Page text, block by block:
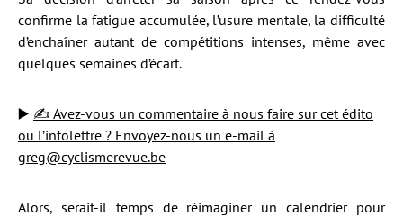
confirme la fatigue accumulée, l’usure mentale, la difficulté
d’enchaîner autant de compétitions intenses, même avec
quelques semaines d’écart.
▶️ ✍ Avez-vous un commentaire à nous faire sur cet édito
ou l’infolettre ? Envoyez-nous un e-mail à
greg@cyclismerevue.be
Alors, serait-il temps de réimaginer un calendrier pour